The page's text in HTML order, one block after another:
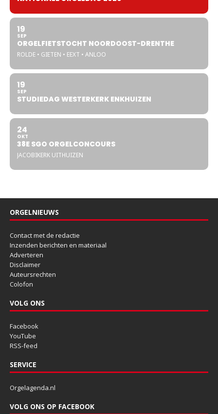
19
SEP
ORGELFIETSTOCHT NOORDOOST-DRENTHE
ROLDE • GIETEN • EEXT • ANLOO
19
SEP
STUDIEDAG WESTERKERK ENKHUIZEN
24
OKT
38E SGO ORGELCONCOURS
JACOBIKERK UITHUIZEN
ORGELNIEUWS
Contact met de redactie
Inzenden berichten en materiaal
Adverteren
Disclaimer
Auteursrechten
Colofon
VOLG ONS
Facebook
YouTube
RSS-feed
SERVICE
Orgelagenda.nl
VOLG ONS OP FACEBOOK